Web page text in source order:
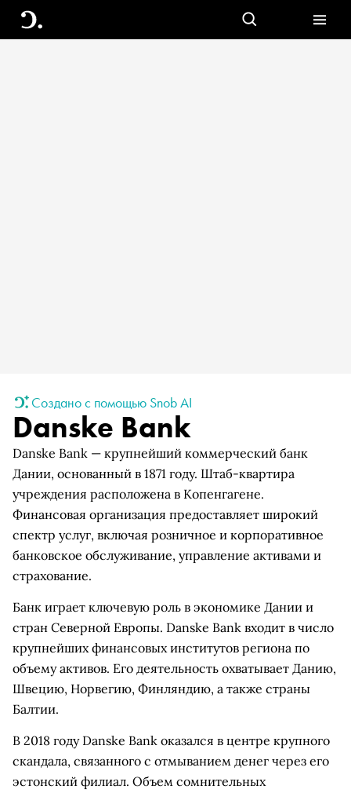
Создано с помощью Snob AI
Danske Bank
Danske Bank — крупнейший коммерческий банк
Дании, основанный в 1871 году. Штаб-квартира
учреждения расположена в Копенгагене.
Финансовая организация предоставляет широкий
спектр услуг, включая розничное и корпоративное
банковское обслуживание, управление активами и
страхование.
Банк играет ключевую роль в экономике Дании и
стран Северной Европы. Danske Bank входит в число
крупнейших финансовых институтов региона по
объему активов. Его деятельность охватывает Данию,
Швецию, Норвегию, Финляндию, а также страны
Балтии.
В 2018 году Danske Bank оказался в центре крупного
скандала, связанного с отмыванием денег через его
эстонский филиал. Объем сомнительных